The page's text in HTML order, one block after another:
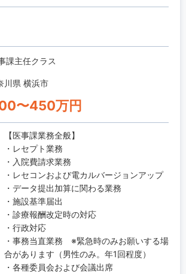
課主任クラス
川県 横浜市
〜450万円
【医事課業務全般】
・レセプト業務
・入院費請求業務
・レセコンおよび電カルバージョンアップ
・データ提出加算に関わる業務
・施設基準届出
・診療報酬改定時の対応
・行政対応
・事務当直業務 ※緊急時のみお願いする場
合があります（男性のみ。年1回程度）
・各種委員会および会議出席